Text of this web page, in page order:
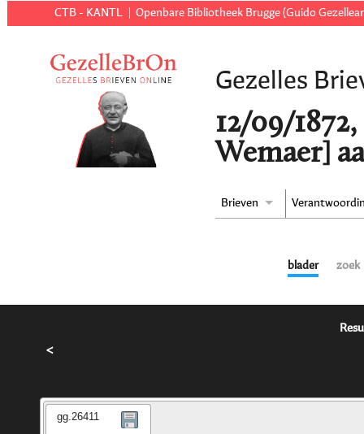
CTB - KANTL Openbare Bibliotheek Brugge (Guido
Gezelles
12/09/
Wemaer]
Brieven
blader zoek
<
gg.26411